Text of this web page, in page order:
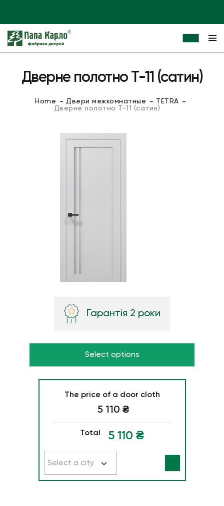
Дверне полотно T-11 (сатин)
Home Двери межкомнатные
TETRA
Дверне полотно T-11 (сатин)
Гарантія 2 роки
Select options
The price of a door cloth
5 110 ₴
Total 5 110 ₴
Select a city